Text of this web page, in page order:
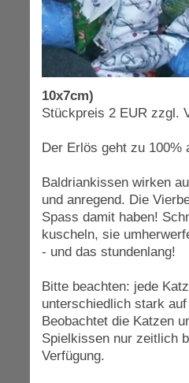
10x7cm)
Stückpreis 2 EUR zzgl.
Der Erlös geht zu 100%
Baldriankissen wirken
und anregend. Die
Spass damit haben!
kuscheln, sie
- und das stundenlang!
Bitte beachten: jede
unterschiedlich stark
Beobachtet die Katzen
Spielkissen nur zeitlich
Verfügung.